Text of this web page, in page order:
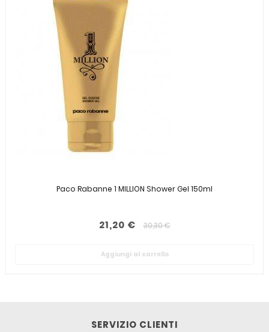
Paco Rabanne 1 MILLION Shower Gel 150ml
21,20 € 30,30 €
Aggiungi al carrello
SERVIZIO CLIENTI